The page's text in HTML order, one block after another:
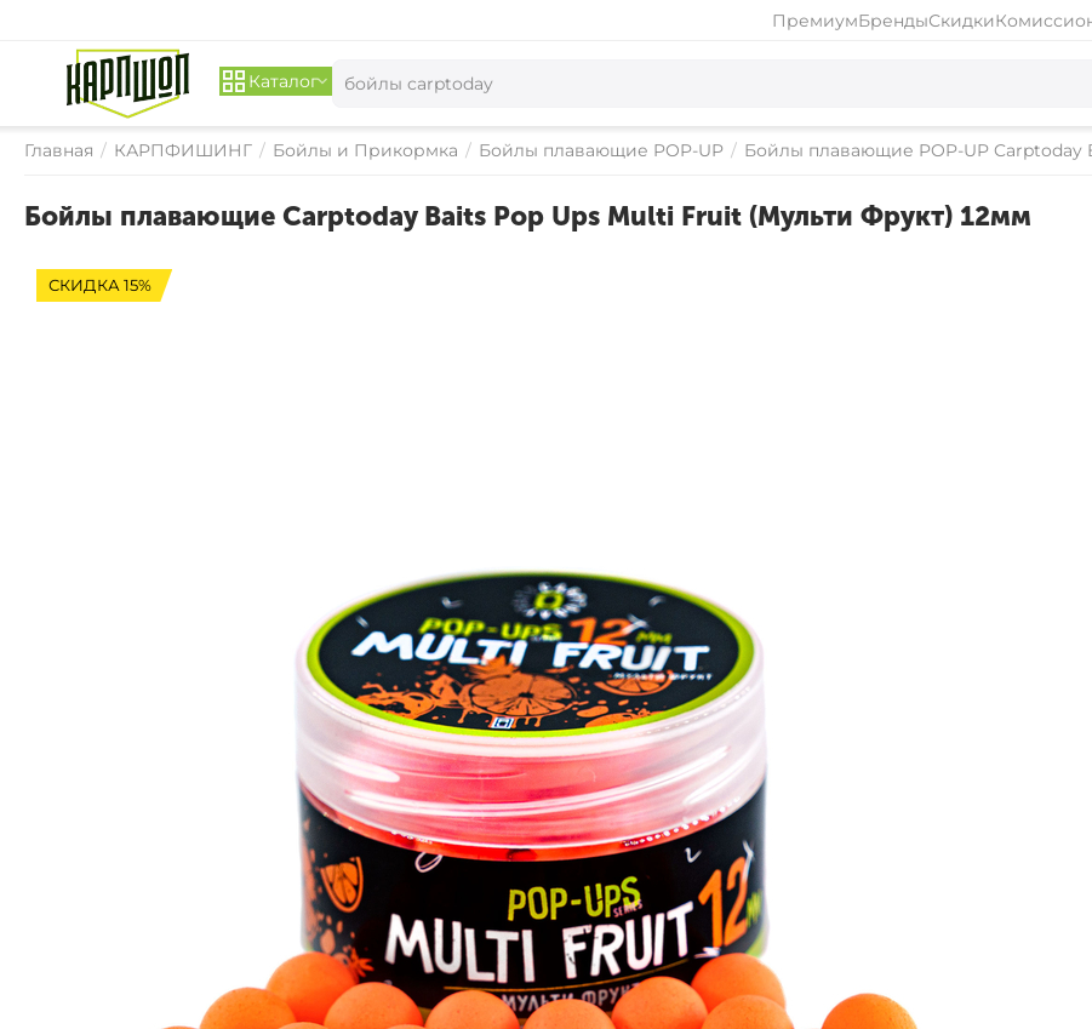
ПремиумБрендыСкидки
Каталог
Главная / КАРПФИШИНГ / Бойлы и Прикормка / Бойлы плавающие POP-UP / Бойлы плавающие POP-UP Carptoday
Бойлы плавающие Carptoday Baits Pop Ups Multi Fruit (Мульти Фрукт) 12мм
СКИДКА 15%